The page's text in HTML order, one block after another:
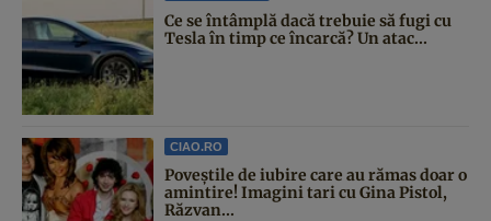
Ce se întâmplă dacă trebuie să fugi cu
Tesla în timp ce încarcă? Un atac...
CIAO.RO
Poveştile de iubire care au rămas doar o
amintire! Imagini tari cu Gina Pistol,
Răzvan...